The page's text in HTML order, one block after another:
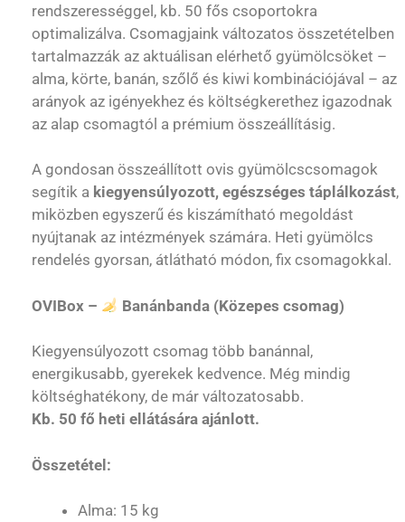
rendszerességgel, kb. 50 fős csoportokra
optimalizálva. Csomagjaink változatos összetételben
tartalmazzák az aktuálisan elérhető gyümölcsöket –
alma, körte, banán, szőlő és kiwi kombinációjával – az
arányok az igényekhez és költségkerethez igazodnak
az alap csomagtól a prémium összeállításig.
A gondosan összeállított ovis gyümölcscsomagok
segítik a kiegyensúlyozott, egészséges táplálkozást,
miközben egyszerű és kiszámítható megoldást
nyújtanak az intézmények számára. Heti gyümölcs
rendelés gyorsan, átlátható módon, fix csomagokkal.
OVIBox – Banánbanda (Közepes csomag)
Kiegyensúlyozott csomag több banánnal,
energikusabb, gyerekek kedvence. Még mindig
költséghatékony, de már változatosabb.
Kb. 50 fő heti ellátására ajánlott.
Összetétel:
Alma: 15 kg